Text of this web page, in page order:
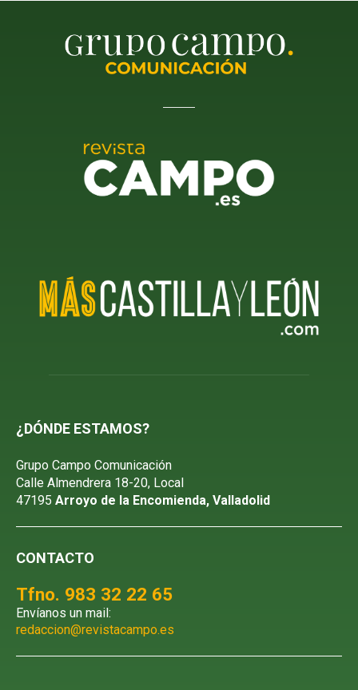
¿DÓNDE ESTAMOS?
Grupo Campo Comunicación
Calle Almendrera 18-20, Local
47195 Arroyo de la Encomienda, Valladolid
CONTACTO
Tfno. 983 32 22 65
Envíanos un mail:
redaccion@revistacampo.es